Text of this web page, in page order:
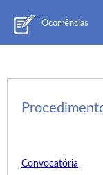
Ocorrências
Convocatória